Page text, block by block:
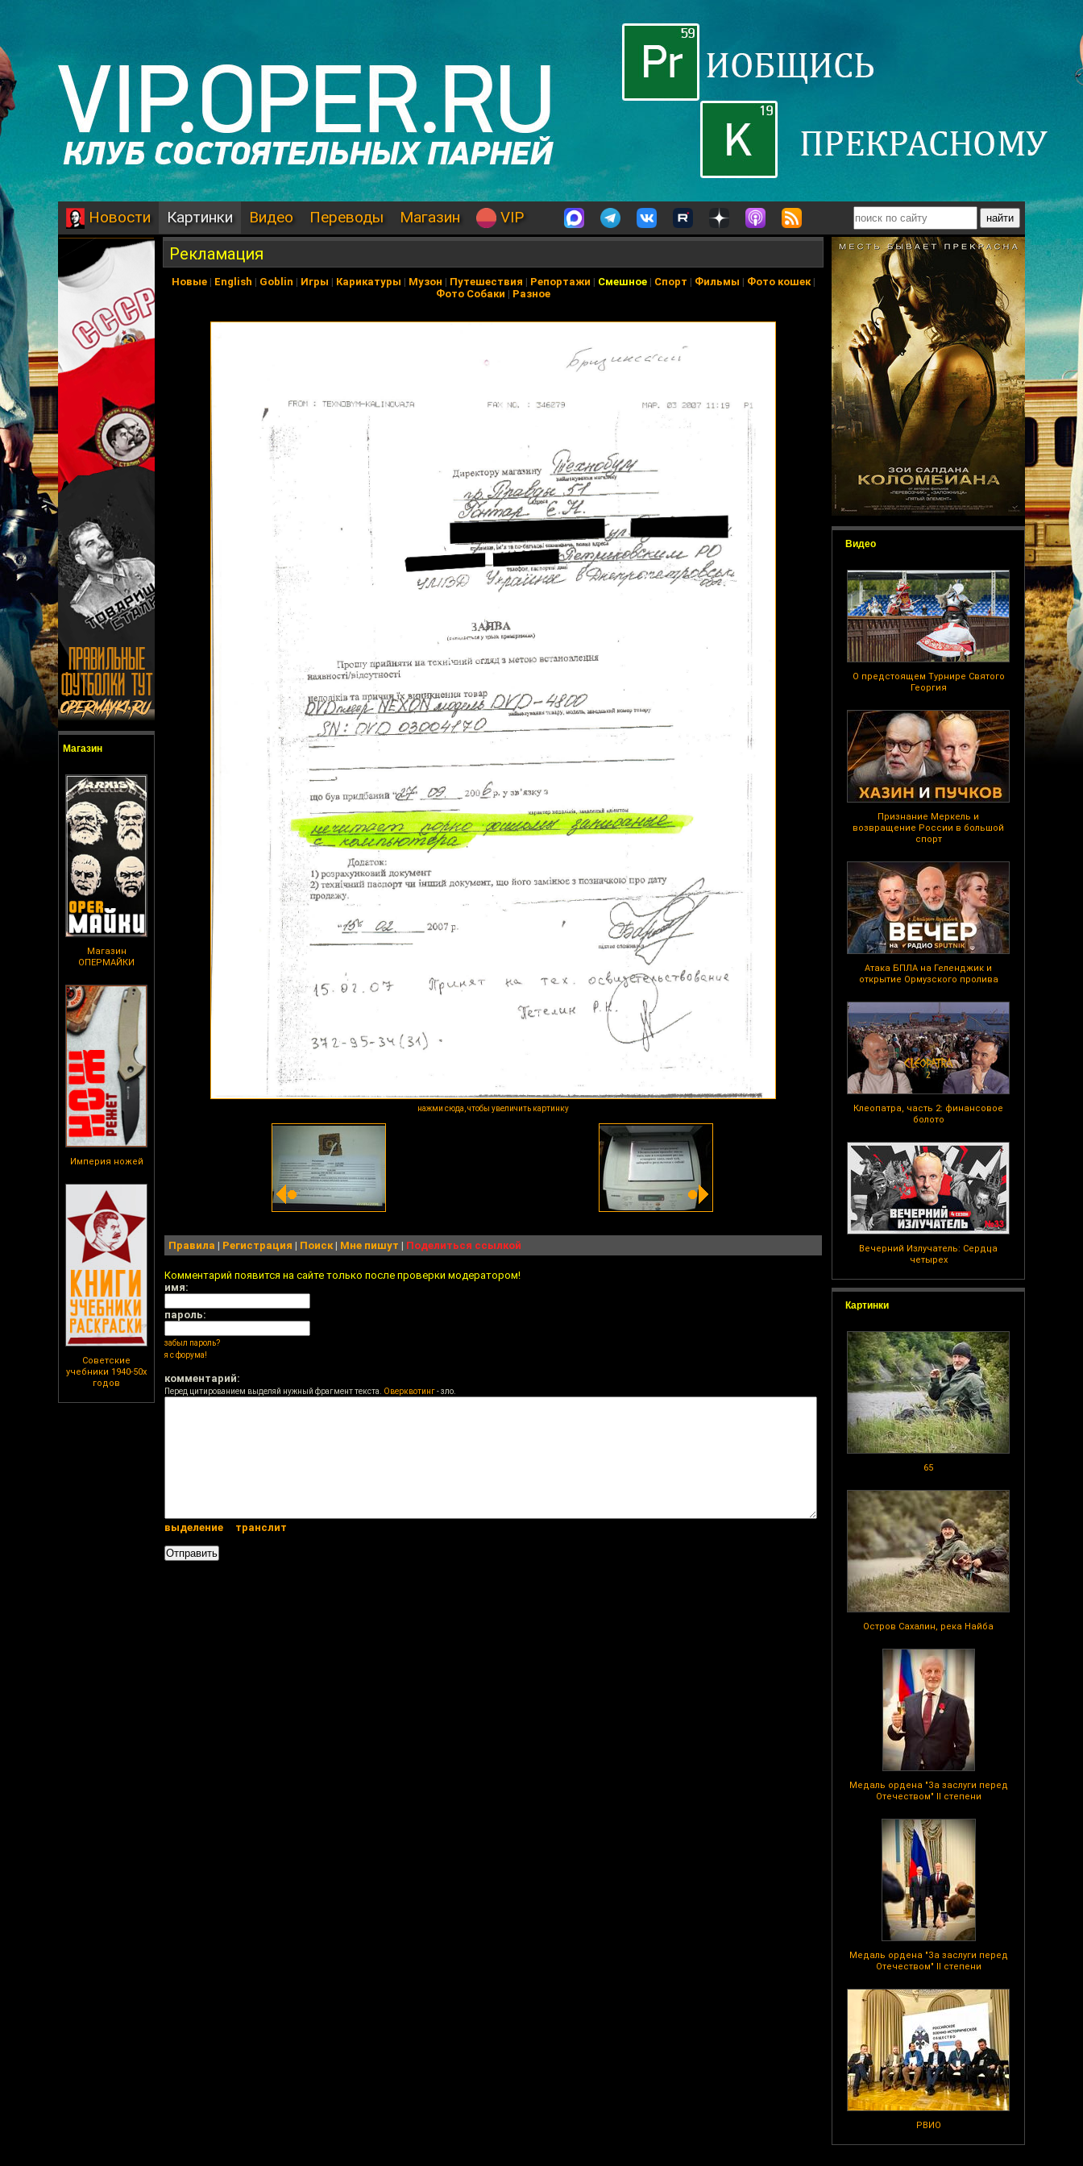
Новости Картинки Видео Переводы Магазин VIP
Магазин
Магазин
ОПЕРМАЙКИ
Империя ножей
Советские
учебники 1940-50х
годов
Видео
О предстоящем Турнире Святого
Георгия
Признание Меркель и
возвращение России в большой
спорт
Атака БПЛА на Геленджик и
открытие Ормузского пролива
Клеопатра, часть 2: финансовое
болото
Вечерний Излучатель: Сердца
четырех
Картинки
65
Остров Сахалин, река Найба
Медаль ордена "За заслуги перед
Отечеством" II степени
Медаль ордена "За заслуги перед
Отечеством" II степени
РВИО
Рекламация
Новые| English | Goblin | Игры | Карикатуры | Музон | Путешествия | Репортажи | Смешное| Спорт | Фильмы | Фото кошек|
Фото Собаки | Разное
нажми сюда, чтобы увеличить картинку
Правила | Регистрация | Поиск| Мне пишут | Поделиться ссылкой
Комментарий появится на сайте только после проверки модератором!
имя:
пароль:
забыл пароль?
я с форума!
комментарий:
Перед цитированием выделяй нужный фрагмент текста. Оверквотинг- зло.
выделение транслит